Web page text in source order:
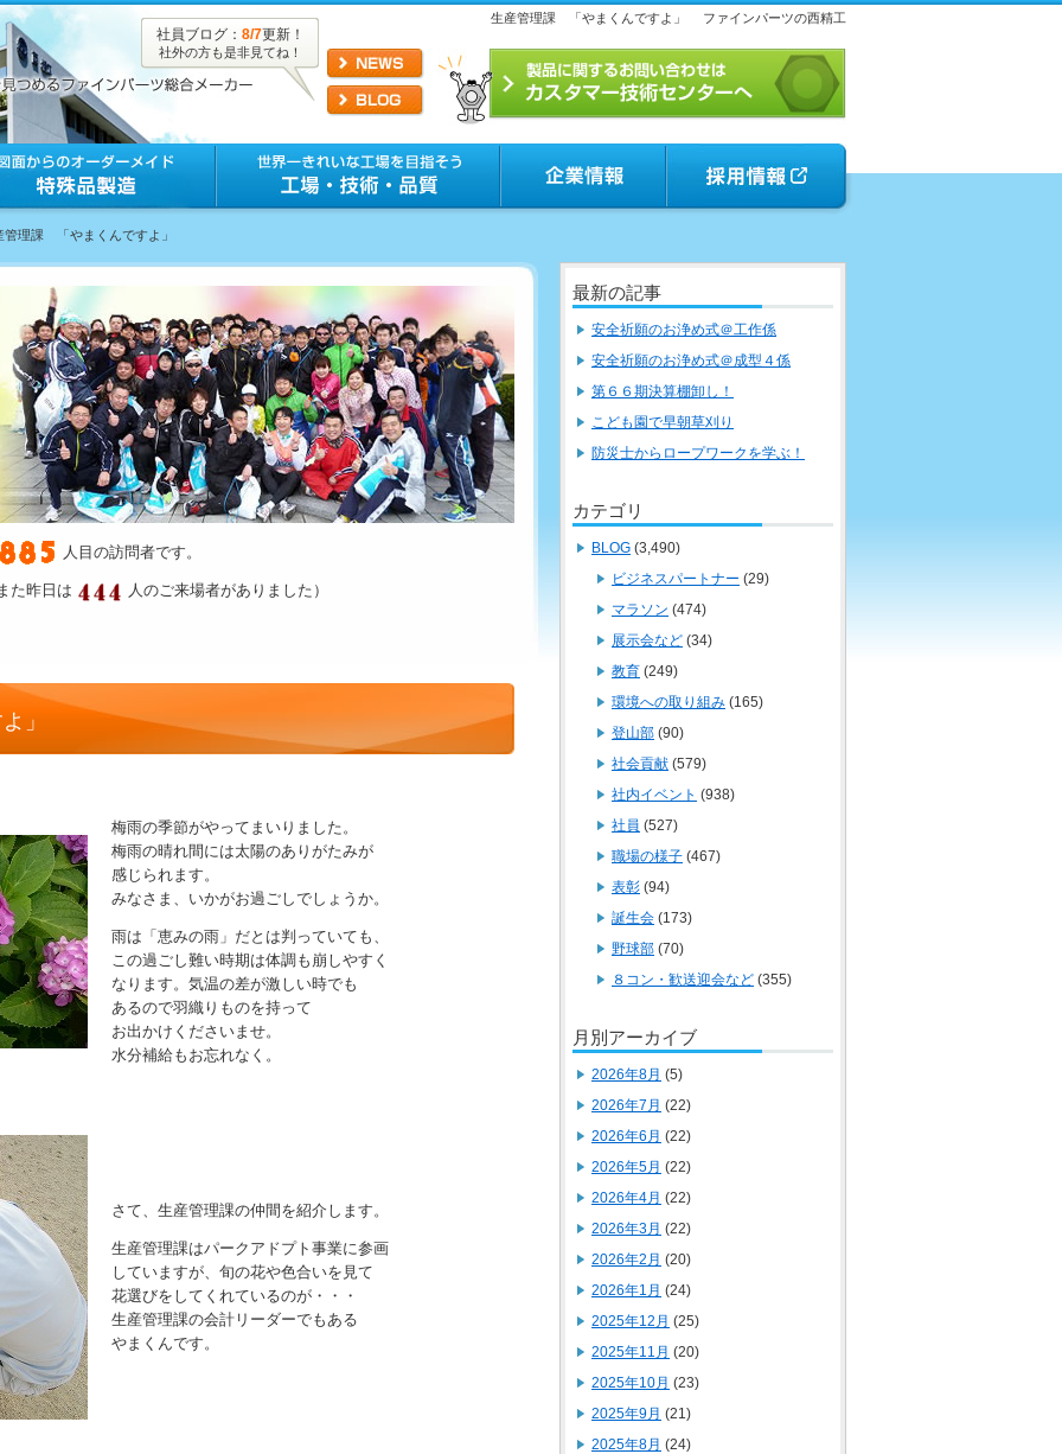
生産管理課 「やまくんですよ」 ファインパーツの西精工
社員ブログ： 8/7更新！
社外の方も是非見てね！
管理課 「やまくんですよ」
人目の訪問者です。
た昨日は 人のご来場者がありました）
」
梅雨の季節がやってまいりました。
梅雨の晴れ間には太陽のありがたみが
感じられます。
みなさま、いかがお過ごしでしょうか。
雨は「恵みの雨」だとは判っていても、
この過ごし難い時期は体調も崩しやすく
なります。気温の差が激しい時でも
あるので羽織りものを持って
お出かけくださいませ。
水分補給もお忘れなく。
さて、生産管理課の仲間を紹介します。
生産管理課はパークアドプト事業に参画
していますが、旬の花や色合いを見て
花選びをしてくれているのが・・・
生産管理課の会計リーダーでもある
やまくんです。
最新の記事
安全祈願のお浄め式＠工作係
安全祈願のお浄め式＠成型４係
第６６期決算棚卸し！
こども園で早朝草刈り
防災士からロープワークを学ぶ！
カテゴリ
BLOG (3,490)
ビジネスパートナー (29)
マラソン (474)
展示会など (34)
教育 (249)
環境への取り組み (165)
登山部 (90)
社会貢献 (579)
社内イベント (938)
社員 (527)
職場の様子 (467)
表彰 (94)
誕生会 (173)
野球部 (70)
８コン・歓送迎会など (355)
月別アーカイブ
2026年8月 (5)
2026年7月 (22)
2026年6月 (22)
2026年5月 (22)
2026年4月 (22)
2026年3月 (22)
2026年2月 (20)
2026年1月 (24)
2025年12月 (25)
2025年11月 (20)
2025年10月 (23)
2025年9月 (21)
2025年8月 (24)